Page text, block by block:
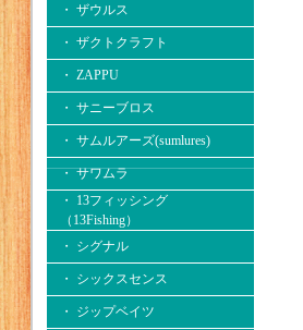
・ ザウルス
・ ザクトクラフト
・ ZAPPU
・ サニーブロス
・ サムルアーズ(sumlures)
・ サワムラ
・ 13フィッシング
（13Fishing）
・ シグナル
・ シックスセンス
・ ジップベイツ